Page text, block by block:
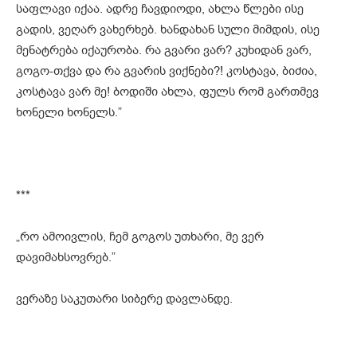
საფლავი იქაა. ადრე ჩავდიოდი, ახლა წლები ისე
გადის, ვეღარ ვახერხებ. ხანდახან სული მიმდის, ისე
მენატრება იქაურობა. რა გვარი ვარ? კუხიდან ვარ,
გოგო-თქვა და რა გვარის ვიქნები?! კოსტავა, ბიძია,
კოსტავა ვარ მე! ბოდიში ახლა, ფულს რომ გართმევ
ხონელი ხონელს.”
***
„რო ამოივლის, ჩემ გოგოს უთხარი, მე ვერ
დავიმახსოვრებ.”
ვერაზე საკუთარი სიბერე დავლანდე.